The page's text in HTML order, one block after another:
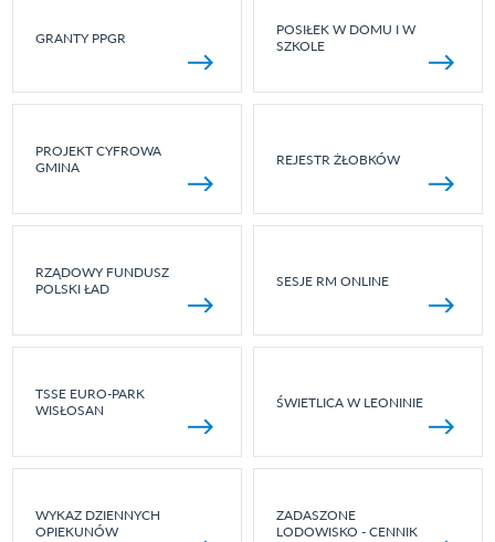
GRANTY PPGR
POSIŁEK W DOMU I W
SZKOLE
PROJEKT CYFROWA
GMINA
REJESTR ŻŁOBKÓW
RZĄDOWY FUNDUSZ
POLSKI ŁAD
SESJE RM ONLINE
TSSE EURO-PARK
WISŁOSAN
ŚWIETLICA W LEONINIE
WYKAZ DZIENNYCH
OPIEKUNÓW
ZADASZONE
LODOWISKO - CENNIK